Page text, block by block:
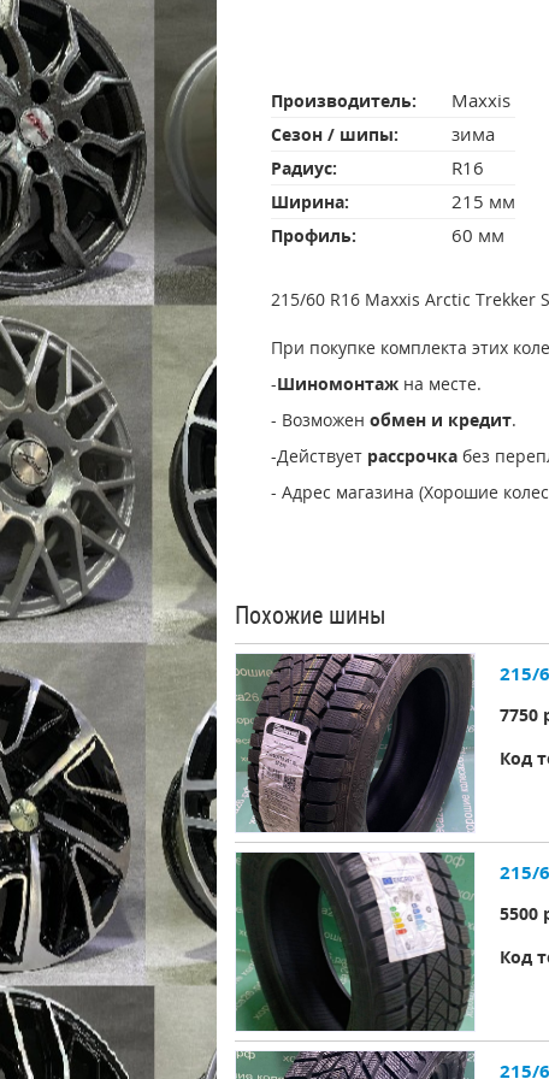
Производитель: Maxxis
Сезон / шипы: зима
Радиус: R16
Ширина: 215 мм
Профиль: 60 мм
215/60 R16 Maxxis Arctic
При покупке комплекта этих
-Шиномонтажна месте.
- Возможен обмен и кредит.
-Действует рассрочкабез
- Адрес магазина (Хорошие
Похожие шины
215/
7750
Код
215/
5500
Код
215/